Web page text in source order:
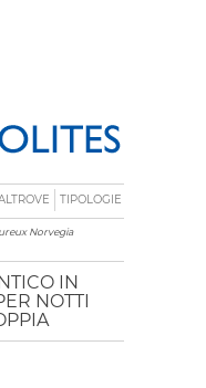
TIPOLOGIE
Norvegia
IN
NOTTI